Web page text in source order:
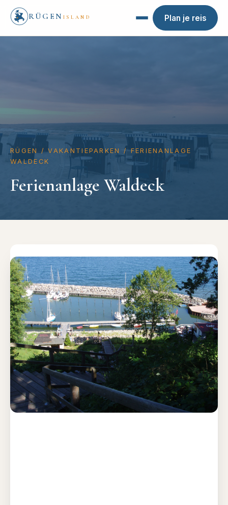
RÜGEN ISLAND Plan je reis
RÜGEN / VAKANTIEPARKEN / FERIENANLAGE
WALDECK
Ferienanlage Waldeck